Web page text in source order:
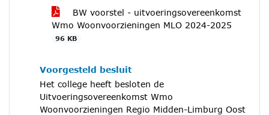
BW voorstel - uitvoeringsovereenkomst
Wmo Woonvoorzieningen MLO 2024-2025
96 KB
Voorgesteld besluit
Het college heeft besloten de
Uitvoeringsovereenkomst Wmo
Woonvoorzieningen Regio Midden-Limburg Oost